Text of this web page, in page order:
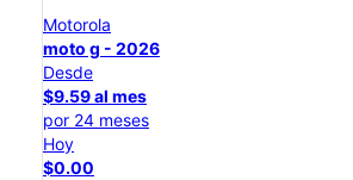
Motorola
moto g - 2026
Desde
$9.59 al mes
por 24 meses
Hoy
$0.00